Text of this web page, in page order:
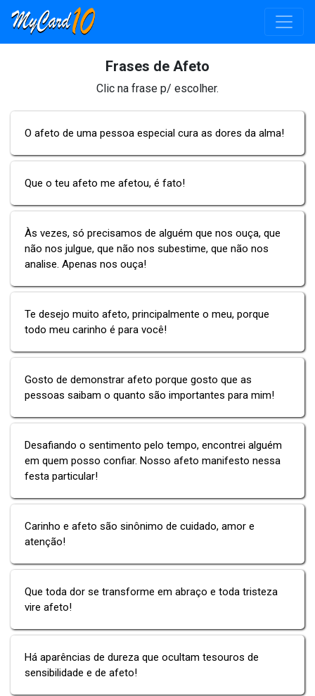
Frases de Afeto
Clic na frase p/ escolher.
O afeto de uma pessoa especial cura as dores da alma!
Que o teu afeto me afetou, é fato!
Às vezes, só precisamos de alguém que nos ouça, que
não nos julgue, que não nos subestime, que não nos
analise. Apenas nos ouça!
Te desejo muito afeto, principalmente o meu, porque
todo meu carinho é para você!
Gosto de demonstrar afeto porque gosto que as
pessoas saibam o quanto são importantes para mim!
Desafiando o sentimento pelo tempo, encontrei alguém
em quem posso confiar. Nosso afeto manifesto nessa
festa particular!
Carinho e afeto são sinônimo de cuidado, amor e
atenção!
Que toda dor se transforme em abraço e toda tristeza
vire afeto!
Há aparências de dureza que ocultam tesouros de
sensibilidade e de afeto!